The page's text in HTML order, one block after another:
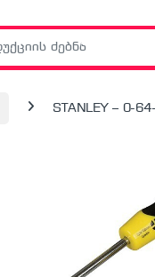
STANLEY – 0-